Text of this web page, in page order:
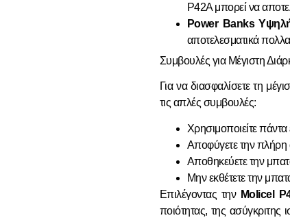
P42A μπορεί να
Power Banks
αποτελεσματικά
Συμβουλές για Μέγιστη
Για να διασφαλίσετε τη
τις απλές συμβουλές:
Χρησιμοποιείτε πάντα
Αποφύγετε την πλήρη
Αποθηκεύετε την
Μην εκθέτετε την
Επιλέγοντας την Molicel
ποιότητας, της